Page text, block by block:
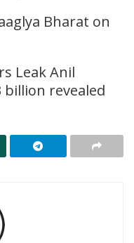
Bharat on
Leak Anil
billion revealed